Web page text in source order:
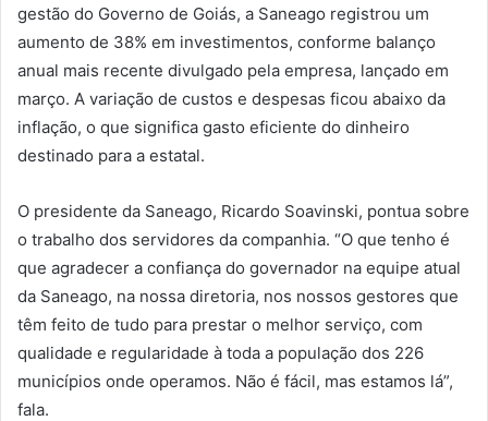
gestão do Governo de Goiás, a Saneago registrou um
aumento de 38% em investimentos, conforme balanço
anual mais recente divulgado pela empresa, lançado em
março. A variação de custos e despesas ficou abaixo da
inflação, o que significa gasto eficiente do dinheiro
destinado para a estatal.
O presidente da Saneago, Ricardo Soavinski, pontua sobre
o trabalho dos servidores da companhia. “O que tenho é
que agradecer a confiança do governador na equipe atual
da Saneago, na nossa diretoria, nos nossos gestores que
têm feito de tudo para prestar o melhor serviço, com
qualidade e regularidade à toda a população dos 226
municípios onde operamos. Não é fácil, mas estamos lá”,
fala.